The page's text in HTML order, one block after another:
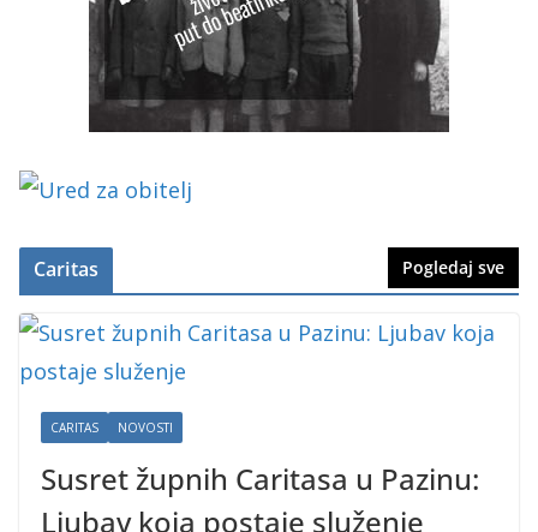
Caritas Pogledaj sve
CARITAS NOVOSTI
Susret župnih Caritasa u Pazinu:
Ljubav koja postaje služenje